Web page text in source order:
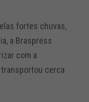
fortes chuvas,
a Braspress
com a
transportou cerca